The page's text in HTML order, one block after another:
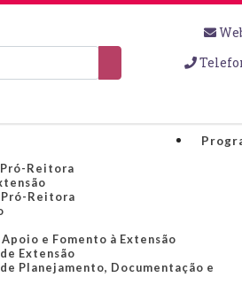
Pró-Reitora
Reitora
e Fomento à Extensão
Extensão
Planejamento, Documentação e